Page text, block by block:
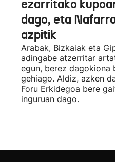
ezarritako
dago, eta
azpitik
Arabak, Bizkaiak eta
adingabe atzerritar
egun, berez dagokiona
gehiago. Aldiz, azken
Foru Erkidegoa bere
inguruan dago.